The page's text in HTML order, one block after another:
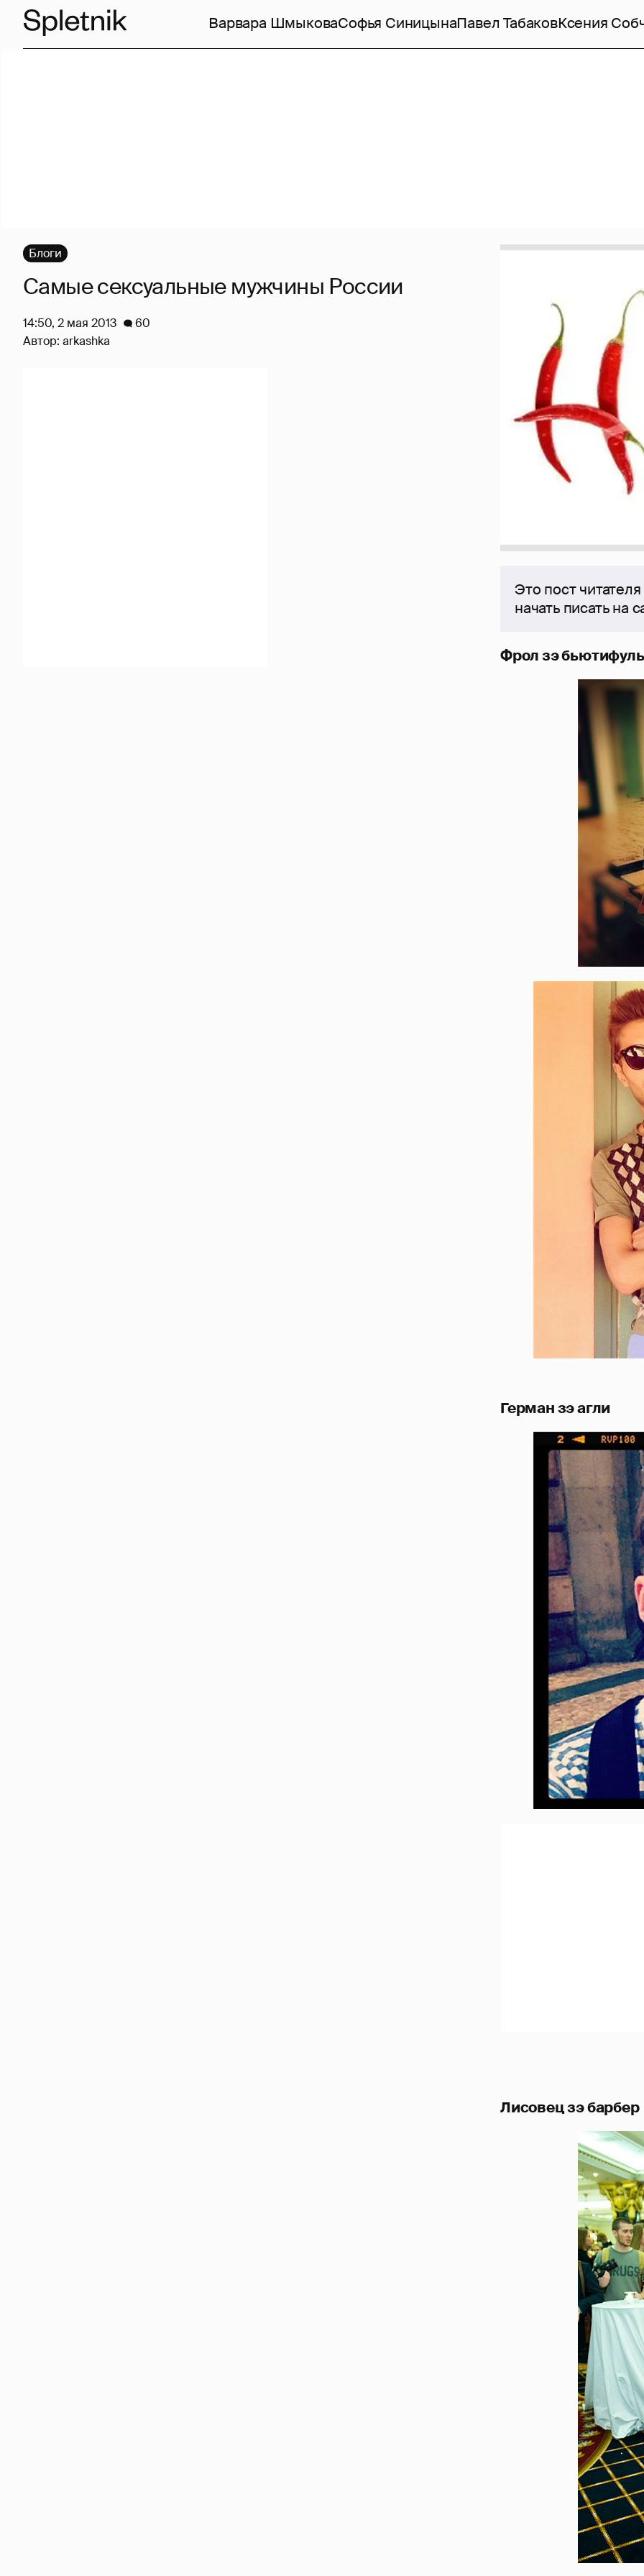
Варвара ШмыковаСофья СиницынаПавел ТабаковКсения
Это пост
начать писать на
Фрол зэ бьютифуль
Герман зэ агли
Лисовец зэ барбер
Блоги
Самые сексуальные мужчины России
14:50, 2 мая 2013
60
Автор: arkashka